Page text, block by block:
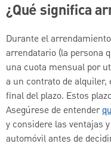
¿Qué significa
Durante el
arrendatario (la persona
una cuota mensual por
a un contrato de alquiler,
final del plazo. Estos
Asegúrese de entender
y considere las ventajas
automóvil antes de